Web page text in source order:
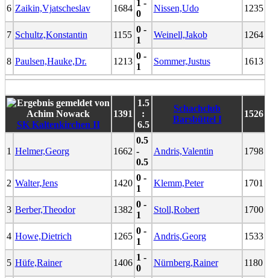
6 Zaikin,Vjatscheslav 1684
1 -
0
Nissen,Udo 1235
7 Schultz,Konstantin 1155
0 -
1
Weinell,Jakob 1264
8 Paulsen,Hauke,Dr. 1213
0 -
1
Sommer,Justus 1613
SK Kaltenkirchen II
1391
1.5
:
6.5
Schachclub
Barsbüttel I
1526
1 Helmer,Georg 1662
0.5
-
0.5
Andris,Valentin 1798
2 Walter,Jens 1420
0 -
1
Klemm,Peter 1701
3 Berber,Theodor 1382
0 -
1
Stoll,Robert 1700
4 Howe,Dietrich 1265
0 -
1
Andris,Georg 1533
5 Hüfe,Rainer 1406
1 -
0
Nürnberg,Rainer 1180